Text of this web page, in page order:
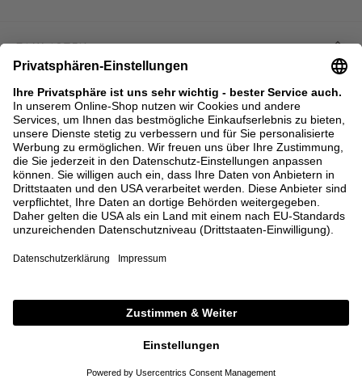
ZAHLARTEN
AGB
DATENSCHUTZ
MELDESTELLE (HINSCHG)
KONTAKT
COOKIES